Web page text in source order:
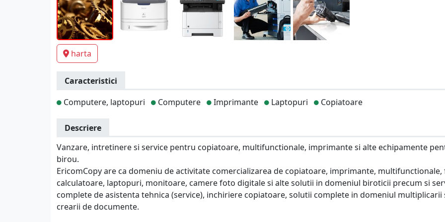
harta
Caracteristici
Computere, laptopuri
Computere Imprimante Laptopuri Copiatoare
Descriere
Vanzare, intretinere si service pentru copiatoare, multifunctionale, imprimante si alte echipamente
birou.
EricomCopy are ca domeniu de activitate comercializarea de copiatoare, imprimante, multifunctionale,
calculatoare, laptopuri, monitoare, camere foto digitale si alte solutii in domeniul biroticii precum si
complete de asistenta tehnica (service), inchiriere copiatoare, solutii complete in domeniul multiplicarii
crearii de documente.